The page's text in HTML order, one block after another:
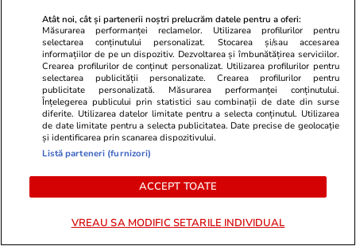
Sănătate și Fitness 19:39 Vacanțe și
Atât noi, cât și partenerii noștri prelucrăm datele pentru a oferi:
Măsurarea performanței reclamelor. Utilizarea profilurilor pentru
selectarea conținutului personalizat. Stocarea și/sau accesarea
informațiilor de pe un dispozitiv. Dezvoltarea și îmbunătățirea serviciilor.
Crearea profilurilor de conținut personalizat. Utilizarea profilurilor pentru
selectarea publicității personalizate. Crearea profilurilor pentru
publicitate personalizată. Măsurarea performanței conținutului.
Înțelegerea publicului prin statistici sau combinații de date din surse
diferite. Utilizarea datelor limitate pentru a selecta conținutul. Utilizarea
de date limitate pentru a selecta publicitatea. Date precise de geolocație
și identificarea prin scanarea dispozitivului.
Listă parteneri (furnizori)
ACCEPT TOATE
VREAU SA MODIFIC SETARILE INDIVIDUAL